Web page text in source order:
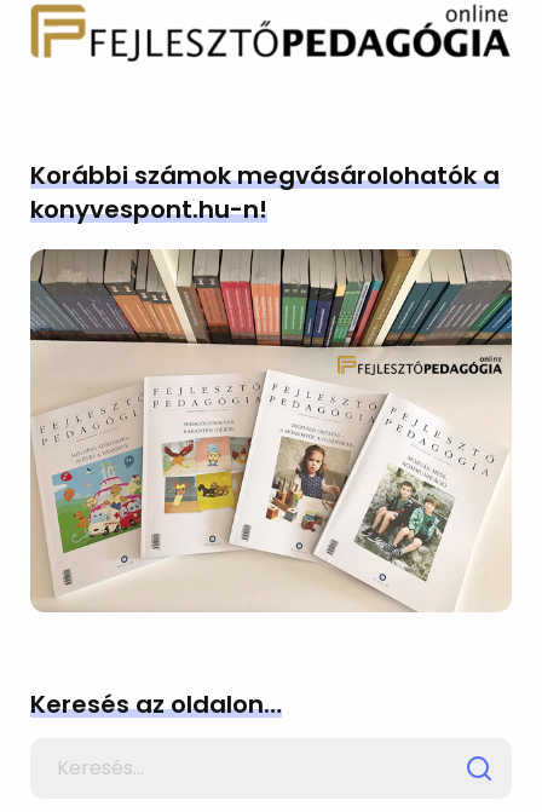
Korábbi számok megvásárolohatók a
konyvespont.hu-n!
Keresés az oldalon…